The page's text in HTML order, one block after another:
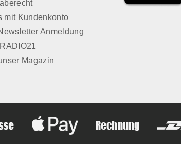
mit Kundenkonto
Anmeldung
Magazin